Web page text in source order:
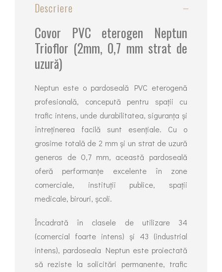
Descriere
Covor PVC eterogen Neptun
Trioflor (2mm, 0,7 mm strat de
uzură)
Neptun este o pardoseală PVC eterogenă
profesională, concepută pentru spații cu
trafic intens, unde durabilitatea, siguranța și
întreținerea facilă sunt esențiale. Cu o
grosime totală de 2 mm și un strat de uzură
generos de 0,7 mm, această pardoseală
oferă performanțe excelente în zone
comerciale, instituții publice, spații
medicale, birouri, școli.
Încadrată în clasele de utilizare 34
(comercial foarte intens) și 43 (industrial
intens), pardoseala Neptun este proiectată
să reziste la solicitări permanente, trafic